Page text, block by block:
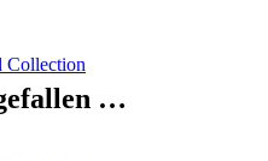
Collection
…